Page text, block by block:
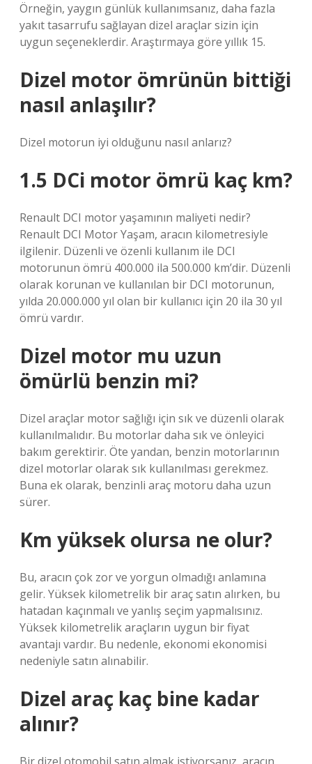
Örneğin, yaygın günlük kullanımsanız, daha fazla
yakıt tasarrufu sağlayan dizel araçlar sizin için
uygun seçeneklerdir. Araştırmaya göre yıllık 15.
Dizel motor ömrünün bittiği
nasıl anlaşılır?
Dizel motorun iyi olduğunu nasıl anlarız?
1.5 DCi motor ömrü kaç km?
Renault DCI motor yaşamının maliyeti nedir?
Renault DCI Motor Yaşam, aracın kilometresiyle
ilgilenir. Düzenli ve özenli kullanım ile DCI
motorunun ömrü 400.000 ila 500.000 km’dir. Düzenli
olarak korunan ve kullanılan bir DCI motorunun,
yılda 20.000.000 yıl olan bir kullanıcı için 20 ila 30 yıl
ömrü vardır.
Dizel motor mu uzun
ömürlü benzin mi?
Dizel araçlar motor sağlığı için sık ve düzenli olarak
kullanılmalıdır. Bu motorlar daha sık ve önleyici
bakım gerektirir. Öte yandan, benzin motorlarının
dizel motorlar olarak sık kullanılması gerekmez.
Buna ek olarak, benzinli araç motoru daha uzun
sürer.
Km yüksek olursa ne olur?
Bu, aracın çok zor ve yorgun olmadığı anlamına
gelir. Yüksek kilometrelik bir araç satın alırken, bu
hatadan kaçınmalı ve yanlış seçim yapmalısınız.
Yüksek kilometrelik araçların uygun bir fiyat
avantajı vardır. Bu nedenle, ekonomi ekonomisi
nedeniyle satın alınabilir.
Dizel araç kaç bine kadar
alınır?